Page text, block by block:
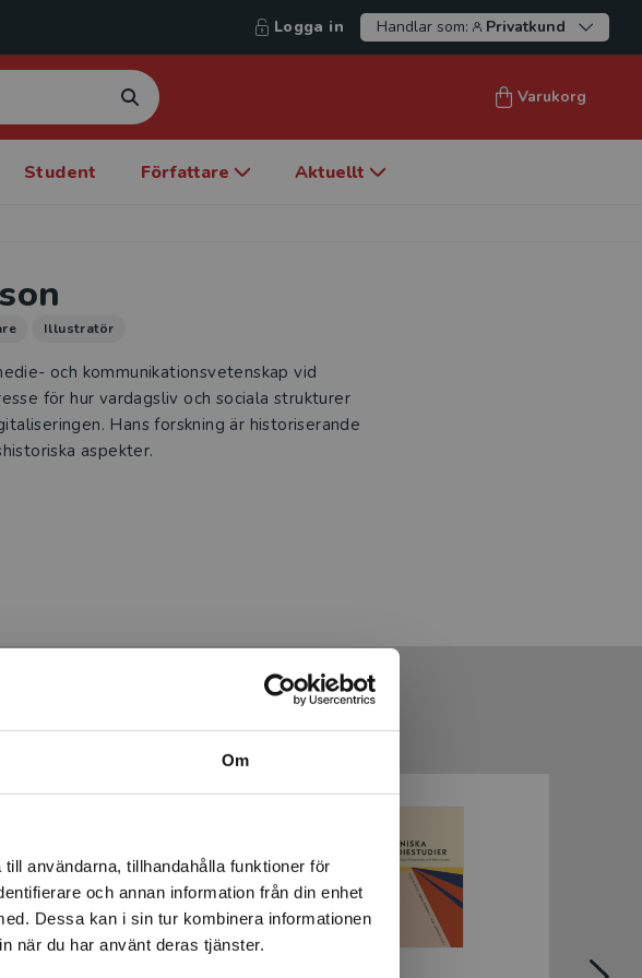
Om
användarna, tillhandahålla funktioner för
och annan information från din enhet
Dessa kan i sin tur kombinera informationen
när du har använt deras tjänster.
via en
utanför
Logga in Handlar som: Privatkund
Varukorg
Student Författare Aktuellt
Illustratör
och kommunikationsvetenskap vid
för hur vardagsliv och sociala strukturer
Hans forskning är historiserande
aspekter.